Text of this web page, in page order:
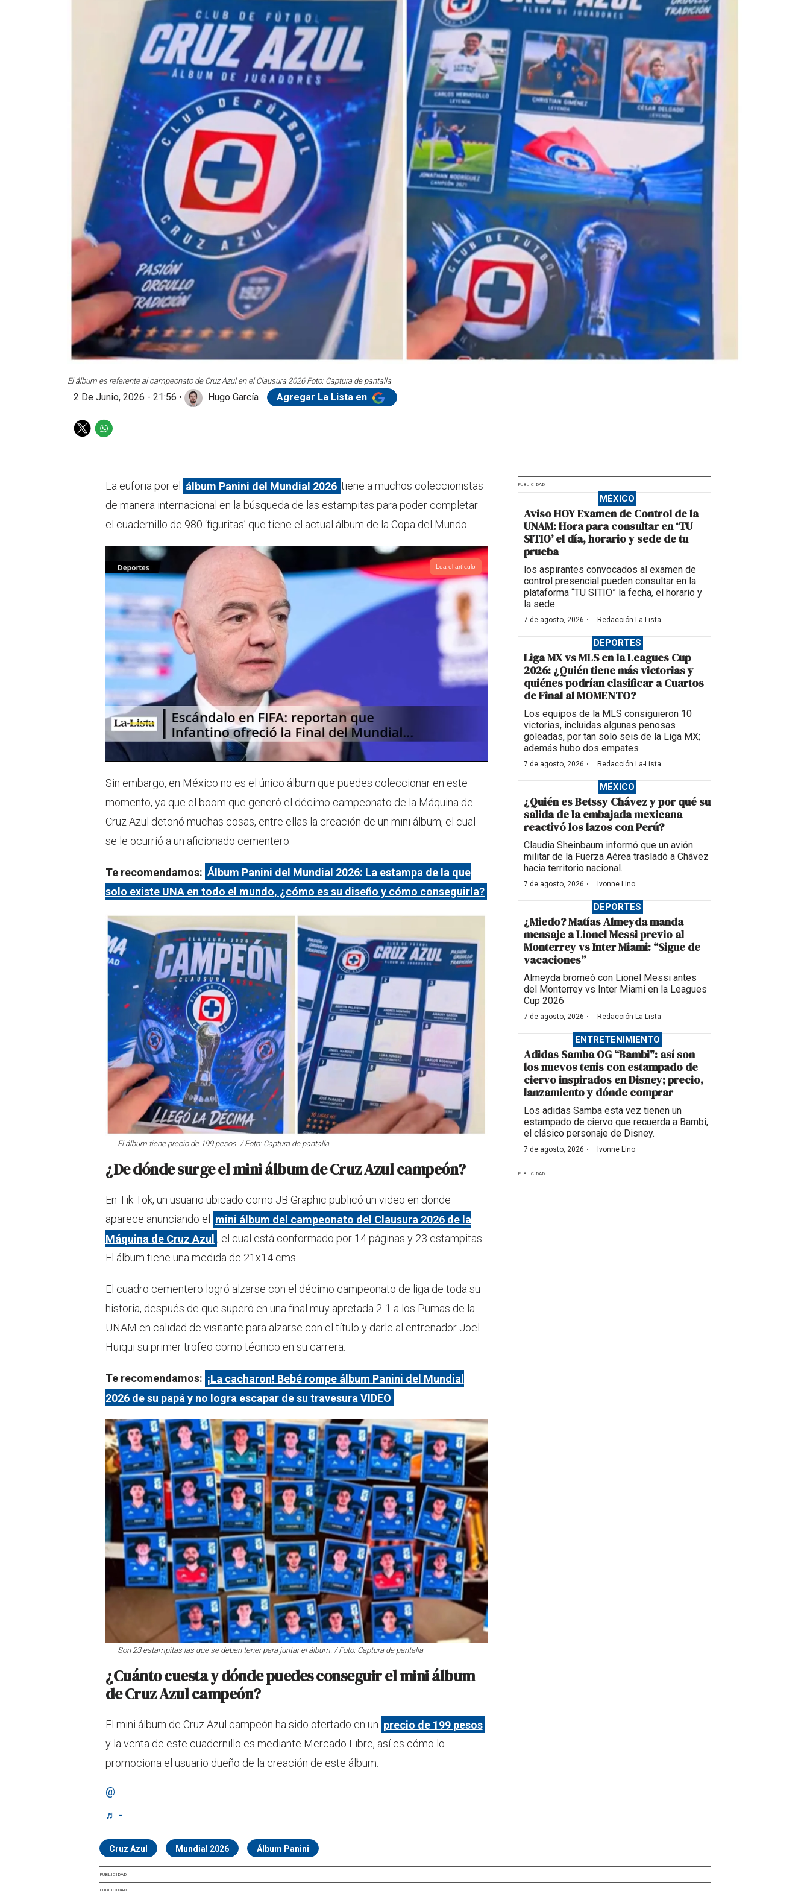
El álbum es referente al campeonato de Cruz Azul en el Clausura 2026.Foto: Captura de pantalla
2 De Junio, 2026 - 21:56 • Hugo García Agregar La Lista en
T
W
s
p
p
La euforia por el álbum Panini del Mundial 2026 tiene a muchos coleccionistas
de manera internacional en la búsqueda de las estampitas para poder completar
el cuadernillo de 980 ‘figuritas’ que tiene el actual álbum de la Copa del Mundo.
Lea el artículo
Sin embargo, en México no es el único álbum que puedes coleccionar en este
momento, ya que el boom que generó el décimo campeonato de la Máquina de
Cruz Azul detonó muchas cosas, entre ellas la creación de un mini álbum, el cual
se le ocurrió a un aficionado cementero.
Te recomendamos: Álbum Panini del Mundial 2026: La estampa de la que
solo existe UNA en todo el mundo, ¿cómo es su diseño y cómo conseguirla?
El álbum tiene precio de 199 pesos. / Foto: Captura de pantalla
¿De dónde surge el mini álbum de Cruz Azul campeón?
En Tik Tok, un usuario ubicado como JB Graphic publicó un video en donde
aparece anunciando el
mini álbum del campeonato del Clausura 2026 de la
Máquina de Cruz Azul , el cual está conformado por 14 páginas y 23 estampitas.
El álbum tiene una medida de 21x14 cms.
El cuadro cementero logró alzarse con el décimo campeonato de liga de toda su
historia, después de que superó en una final muy apretada 2-1 a los Pumas de la
UNAM en calidad de visitante para alzarse con el título y darle al entrenador Joel
Huiqui su primer trofeo como técnico en su carrera.
Te recomendamos: ¡La cacharon! Bebé rompe álbum Panini del Mundial
2026 de su papá y no logra escapar de su travesura VIDEO
Son 23 estampitas las que se deben tener para juntar el álbum. / Foto: Captura de pantalla
¿Cuánto cuesta y dónde puedes conseguir el mini álbum
de Cruz Azul campeón?
El mini álbum de Cruz Azul campeón ha sido ofertado en un precio de 199 pesos
y la venta de este cuadernillo es mediante Mercado Libre, así es cómo lo
promociona el usuario dueño de la creación de este álbum.
@
♬ -
Cruz Azul Mundial 2026 Álbum Panini
PUBLICIDAD
MÉXICO
Aviso HOY Examen de Control de la
UNAM: Hora para consultar en ‘TU
SITIO’ el día, horario y sede de tu
prueba
los aspirantes convocados al examen de
control presencial pueden consultar en la
plataforma “TU SITIO” la fecha, el horario y
la sede.
7 de agosto, 2026 · Redacción La-Lista
DEPORTES
Liga MX vs MLS en la Leagues Cup
2026: ¿Quién tiene más victorias y
quiénes podrían clasificar a Cuartos
de Final al MOMENTO?
Los equipos de la MLS consiguieron 10
victorias, incluidas algunas penosas
goleadas, por tan solo seis de la Liga MX;
además hubo dos empates
7 de agosto, 2026 · Redacción La-Lista
MÉXICO
¿Quién es Betssy Chávez y por qué su
salida de la embajada mexicana
reactivó los lazos con Perú?
Claudia Sheinbaum informó que un avión
militar de la Fuerza Aérea trasladó a Chávez
hacia territorio nacional.
7 de agosto, 2026 · Ivonne Lino
DEPORTES
¿Miedo? Matías Almeyda manda
mensaje a Lionel Messi previo al
Monterrey vs Inter Miami: “Sigue de
vacaciones”
Almeyda bromeó con Lionel Messi antes
del Monterrey vs Inter Miami en la Leagues
Cup 2026
7 de agosto, 2026 · Redacción La-Lista
ENTRETENIMIENTO
Adidas Samba OG “Bambi": así son
los nuevos tenis con estampado de
ciervo inspirados en Disney; precio,
lanzamiento y dónde comprar
Los adidas Samba esta vez tienen un
estampado de ciervo que recuerda a Bambi,
el clásico personaje de Disney.
7 de agosto, 2026 · Ivonne Lino
PUBLICIDAD
PUBLICIDAD